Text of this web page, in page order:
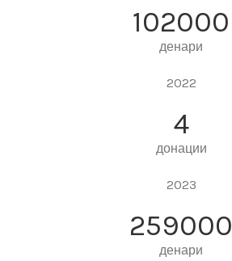
102000
денари
2022
4
донации
2023
259000
денари